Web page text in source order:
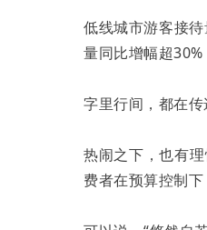
低线城市游客接
量同比增幅超30%
字里行间，都在传
热闹之下，也有
费者在预算控制下